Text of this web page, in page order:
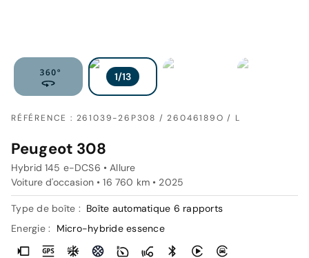
RÉFÉRENCE : 261039-26P308 / 26046189O / L
Peugeot 308
Hybrid 145 e-DCS6 • Allure
Voiture d'occasion • 16 760 km • 2025
Type de boîte : Boîte automatique 6 rapports
Energie :
Micro-hybride essence